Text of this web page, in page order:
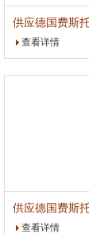
供应德国费斯
小型滑台式气缸
查看详情
供应德国费斯
摆动气缸
查看详情